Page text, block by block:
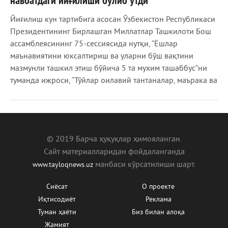
Йиғилиш кун тартибига асосан Ўзбекистон Республикаси
Президентининг Бирлашган Миллатлар Ташкилоти Бош
ассамблеясининг 75-сессиясида нутқи, “Ёшлар
маънавиятини юксалтириш ва уларни бўш вақтини
мазмунли ташкил этиш бўйича 5 та мухим ташаббус”ни
туманда ижроси, “Тўйлар оилавий тантаналар, маърака ва
© 2019 Барча ҳуқуқлар ҳимояланган.
Сайт материалларидан фойдаланганда
www.tayloqnews.uz манбаcи кўрсатилиши шарт.
Сиёсат
Иқтисодиёт
Туман ҳаёти
Жамият
О проекте
Реклама
Биз билан алоқа